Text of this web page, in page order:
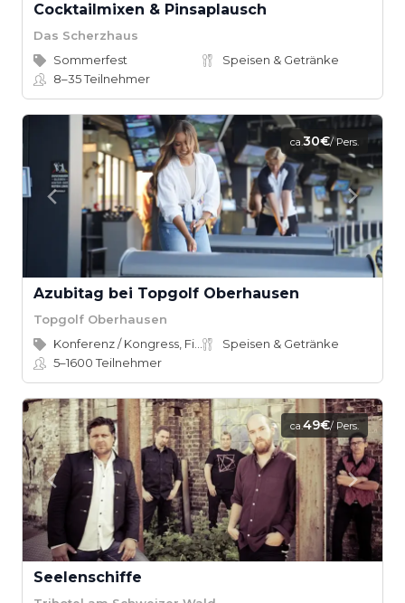
Cocktailmixen & Pinsaplausch
Das Scherzhaus
Sommerfest
Speisen & Getränke
8–35Teilnehmer
ca.30€/ Pers.
Azubitag bei Topgolf Oberhausen
Topgolf Oberhausen
Speisen & Getränke
5–1600Teilnehmer
ca.49€/ Pers.
Seelenschiffe